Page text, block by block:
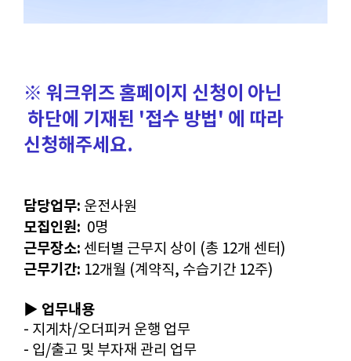
※ 워크위즈 홈페이지 신청이 아닌
​ 하단에 기재된 '접수 방법' 에 따라
신청해주세요.​
담당업무: 운전사원
모집인원: 0명
근무장소: 센터별 근무지 상이 (총 12개 센터)
근무기간: 12개월 (계약직, 수습기간 12주)
▶ 업무내용
- 지게차/오더피커 운행 업무
- 입/출고 및 부자재 관리 업무